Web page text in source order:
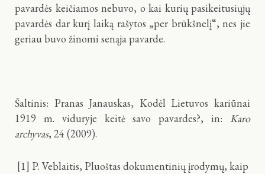
pavardės keičiamos nebuvo, o kai kurių pasikeitusiųjų
pavardės dar kurį laiką rašytos „per brūkšnelį“, nes jie
geriau buvo žinomi senąja pavarde.
Šaltinis: Pranas Janauskas, Kodėl Lietuvos kariūnai
1919 m. viduryje keitė savo pavardes?, in: Karo
archyvas, 24 (2009).
[1] P. Veblaitis, Pluoštas dokumentinių įrodymų, kaip